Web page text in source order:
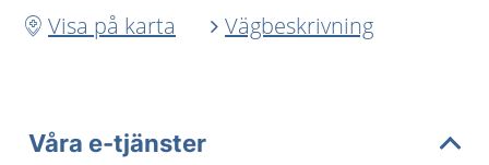
Visa på karta
Vägbeskrivning
Våra e-tjänster